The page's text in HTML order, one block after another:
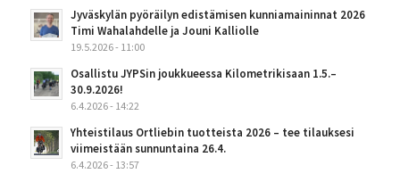
Jyväskylän pyöräilyn edistämisen kunniamaininnat 2026
Timi Wahalahdelle ja Jouni Kalliolle
19.5.2026 - 11:00
Osallistu JYPSin joukkueessa Kilometrikisaan 1.5.–
30.9.2026!
6.4.2026 - 14:22
Yhteistilaus Ortliebin tuotteista 2026 – tee tilauksesi
viimeistään sunnuntaina 26.4.
6.4.2026 - 13:57